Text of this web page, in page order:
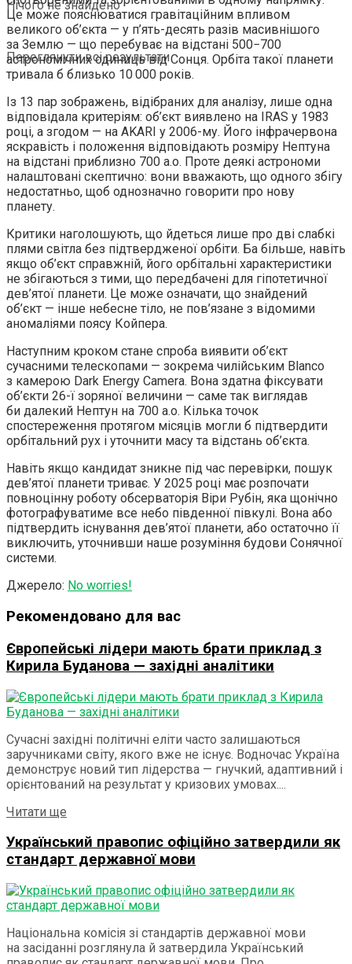
Нічого не знайдено
Переглянути всі результати
Це може пояснюватися гравітаційним впливом
великого об’єкта — у п’ять-десять разів масивнішого
за Землю — що перебуває на відстані 500−700
астрономічних одиниць від Сонця. Орбіта такої планети
тривала б близько 10 000 років.
Із 13 пар зображень, відібраних для аналізу, лише одна
відповідала критеріям: об’єкт виявлено на IRAS у 1983
році, а згодом — на AKARI у 2006-му. Його інфрачервона
яскравість і положення відповідають розміру Нептуна
на відстані приблизно 700 а.о. Проте деякі астрономи
налаштовані скептично: вони вважають, що одного збігу
недостатньо, щоб однозначно говорити про нову
планету.
Критики наголошують, що йдеться лише про дві слабкі
плями світла без підтвердженої орбіти. Ба більше, навіть
якщо об’єкт справжній, його орбітальні характеристики
не збігаються з тими, що передбачені для гіпотетичної
дев’ятої планети. Це може означати, що знайдений
об’єкт — інше небесне тіло, не пов’язане з відомими
аномаліями поясу Койпера.
Наступним кроком стане спроба виявити об’єкт
сучасними телескопами — зокрема чилійським Blanco
з камерою Dark Energy Camera. Вона здатна фіксувати
об’єкти 26-ї зоряної величини — саме так виглядав
би далекий Нептун на 700 а.о. Кілька точок
спостереження протягом місяців могли б підтвердити
орбітальний рух і уточнити масу та відстань об’єкта.
Навіть якщо кандидат зникне під час перевірки, пошук
дев’ятої планети триває. У 2025 році має розпочати
повноцінну роботу обсерваторія Віри Рубін, яка щонічно
фотографуватиме все небо південної півкулі. Вона або
підтвердить існування дев’ятої планети, або остаточно її
виключить, уточнивши наше розуміння будови Сонячної
системи.
Джерело: No worries!
Рекомендовано для вас
Європейські лідери мають брати приклад з
Кирила Буданова — західні аналітики
Сучасні західні політичні еліти часто залишаються
заручниками світу, якого вже не існує. Водночас Україна
демонструє новий тип лідерства — гнучкий, адаптивний і
орієнтований на результат у кризових умовах....
Читати ще
Український правопис офіційно затвердили як
стандарт державної мови
Національна комісія зі стандартів державної мови
на засіданні розглянула й затвердила Український